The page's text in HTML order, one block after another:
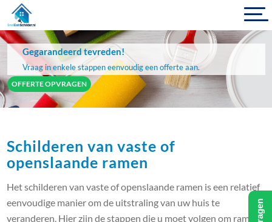
Gegarandeerd tevreden!
Vraag in enkele stappen eenvoudig een offerte aan.
OFFERTE OPVRAGEN
Schilderen van vaste of
openslaande ramen
Het schilderen van vaste of openslaande ramen is een relatief
eenvoudige manier om de uitstraling van uw huis te
veranderen. Hier zijn de stappen die u moet volgen om ramen